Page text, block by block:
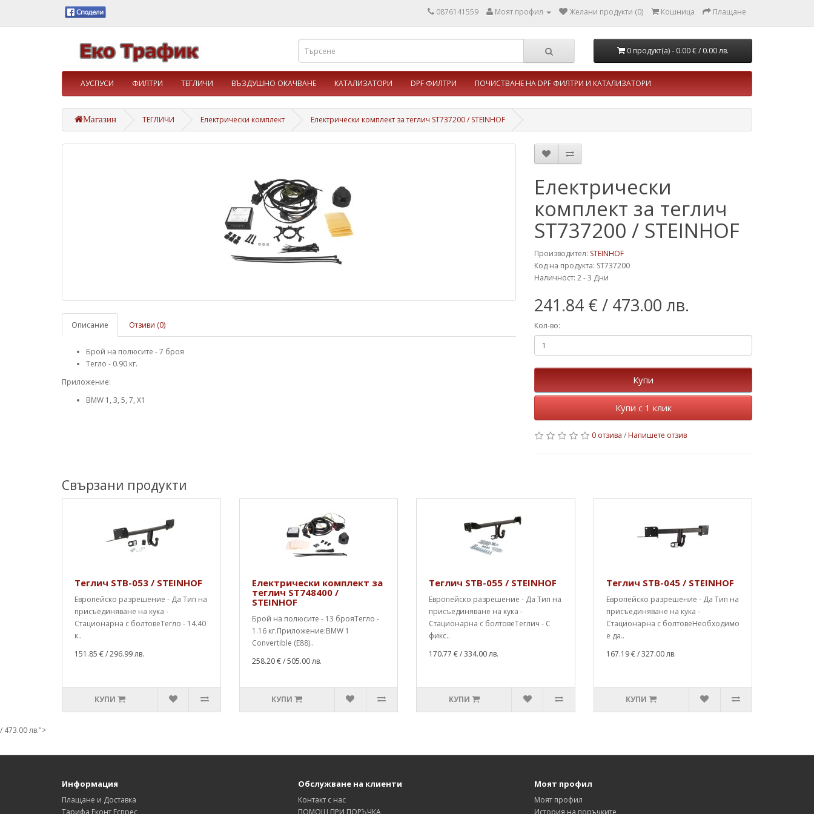
0876141559 Моят профил Желани продукти (0) Кошница Плащане
0 продукт(а) - 0.00 €/ 0.00 лв.
АУСПУСИ ФИЛТРИ ТЕГЛИЧИ ВЪЗДУШНО ОКАЧВАНЕ КАТАЛИЗАТОРИ DPF ФИЛТРИ ПОЧИСТВАНЕ НА DPF ФИЛТРИ И КАТАЛИЗАТОРИ
Магазин ТЕГЛИЧИ Електрически комплект Електрически комплект за теглич ST737200 / STEINHOF
Описание Отзиви (0)
Брой на полюсите - 7 броя
Тегло - 0.90 кг.
Приложение:
BMW 1, 3, 5, 7, X1
Електрически
комплект за теглич
ST737200 / STEINHOF
Производител: STEINHOF
Код на продукта: ST737200
Наличност: 2 - 3 Дни
241.84 €/ 473.00 лв.
Кол-во:
Купи
Купи с 1 клик
0 отзива / Напишете отзив
Свързани продукти
Теглич STB-053 / STEINHOF
Европейско разрешение - Да Тип на
присъединяване на кука -
Стационарна с болтовеТегло - 14.40
к..
151.85 €/ 296.99 лв.
КУПИ
Електрически комплект за
теглич ST748400 /
STEINHOF
Брой на полюсите - 13 брояТегло -
1.16 кг.Приложение:BMW 1
Convertible (E88)..
258.20 €/ 505.00 лв.
КУПИ
Теглич STB-055 / STEINHOF
Европейско разрешение - Да Тип на
присъединяване на кука -
Стационарна с болтовеТеглич - С
фикс..
170.77 €/ 334.00 лв.
КУПИ
Теглич STB-045 / STEINHOF
Европейско разрешение - Да Тип на
присъединяване на кука -
Стационарна с болтовеНеобходимо
е да..
167.19 €/ 327.00 лв.
КУПИ
/ 473.00 лв.">
Информация
Плащане и Доставка
Тарифа Еконт Еспрес
Обслужване на клиенти
Контакт с нас
ПОМОЩ ПРИ ПОРЪЧКА
Моят профил
Моят профил
История на поръчките